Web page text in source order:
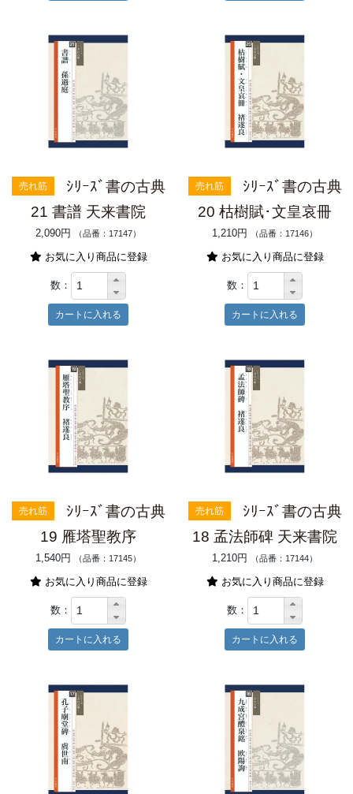
売れ筋
ｼﾘｰｽﾞ書の古典
21 書譜 天来書院
2,090円 （品番：17147）
お気に入り商品に登録
数：
売れ筋
ｼﾘｰｽﾞ書の古典
20 枯樹賦･文皇哀冊
1,210円 （品番：17146）
お気に入り商品に登録
数：
売れ筋
ｼﾘｰｽﾞ書の古典
19 雁塔聖教序
1,540円 （品番：17145）
お気に入り商品に登録
数：
売れ筋
ｼﾘｰｽﾞ書の古典
18 孟法師碑 天来書院
1,210円 （品番：17144）
お気に入り商品に登録
数：